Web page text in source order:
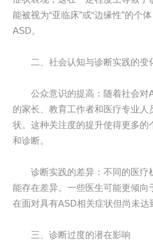
能被视为“亚临床”或“边缘性”的个
ASD。
二、社会认知与诊断实践的变
公众意识的提高：随着社会对
的家长、教育工作者和医疗专业人
状。这种关注度的提升使得更多
和诊断。
诊断实践的差异：不同的医疗
能存在差异。一些医生可能更倾向
在面对具有ASD相关症状但尚未达
三、诊断过度的潜在影响